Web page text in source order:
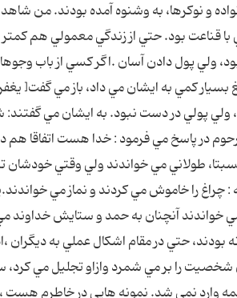
و نوکرها، به وشنوه آمده بودند. من
قناعت بود. حتي از زندگي معمولي هم کمتر
ولي پول دادن آسان .اگر کسي از باب
کمي به ايشان مي داد، باز مي گفت[
پولي در دست نبود. به ايشان مي گفتند:
مرحوم در پاسخ مي فرمود : خدا هست اتفاقا
طولاني مي خواندند ولي وقتي خودشان
را خاموش مي کردند و نماز مي
آنچنان به حمد و ستايش خداوند مي
بودند، حتي در مقام اشکال عملي به
شخصيت را بر مي شمرد وازاو تجليل مي